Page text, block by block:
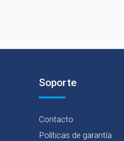
Soporte
Contacto
Políticas de garantía